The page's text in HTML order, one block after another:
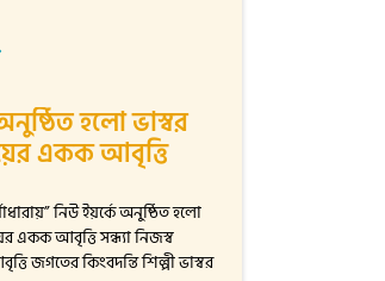
হলো ভাস্বর
একক আবৃত্তি
নিউ ইয়র্কে অনুষ্ঠিত হলো
একক আবৃত্তি সন্ধ্যা নিজস্ব
জগতের কিংবদন্তি শিল্পী ভাস্বর